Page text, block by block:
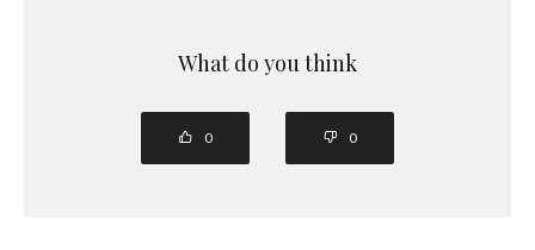
What do you think
0 0